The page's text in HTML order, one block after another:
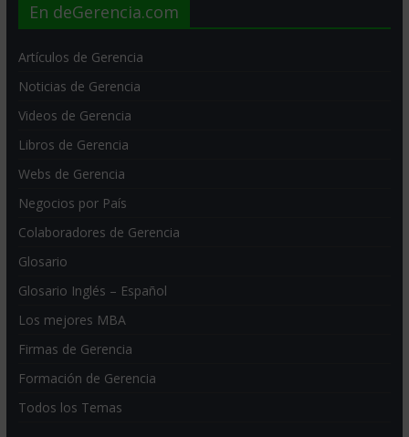
En deGerencia.com
Artículos de Gerencia
Noticias de Gerencia
Videos de Gerencia
Libros de Gerencia
Webs de Gerencia
Negocios por País
Colaboradores de Gerencia
Glosario
Glosario Inglés – Español
Los mejores MBA
Firmas de Gerencia
Formación de Gerencia
Todos los Temas